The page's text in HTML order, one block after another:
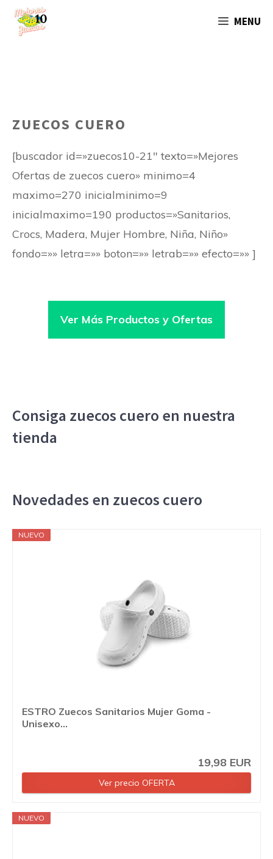
Saltar
MENU
ZUECOS CUERO
[buscador id=»zuecos10-21″ texto=»Mejores
Ofertas de zuecos cuero» minimo=4
maximo=270 inicialminimo=9
inicialmaximo=190 productos=»Sanitarios,
Crocs, Madera, Mujer Hombre, Niña, Niño»
fondo=»» letra=»» boton=»» letrab=»» efecto=»» ]
Ver Más Productos y Ofertas
Consiga zuecos cuero en nuestra
tienda
Novedades en zuecos cuero
NUEVO
ESTRO Zuecos Sanitarios Mujer Goma -
Unisexo...
19,98 EUR
Ver precio OFERTA
NUEVO